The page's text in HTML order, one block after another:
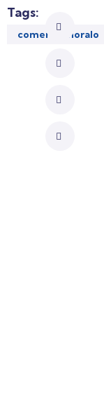
Tags:
comerciomoralo